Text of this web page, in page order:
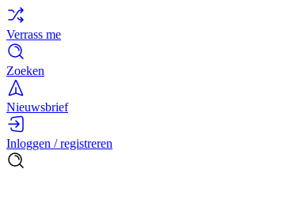
Verrass me
Zoeken
Nieuwsbrief
Inloggen / registreren